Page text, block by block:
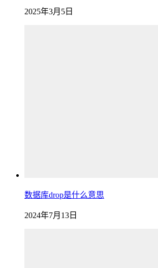
2025年3月5日
数据库drop是什么意思
2024年7月13日